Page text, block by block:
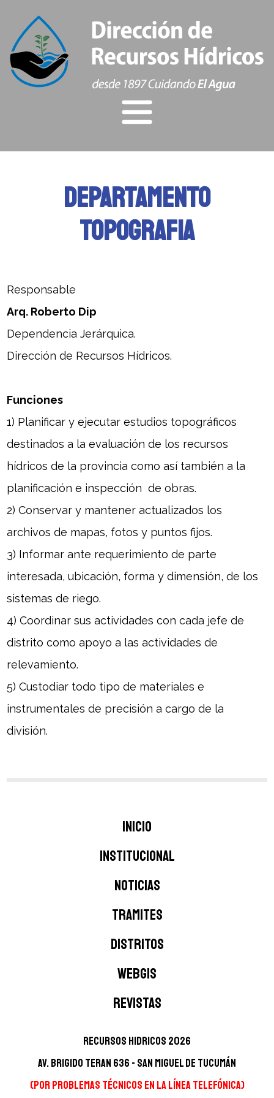
Inicio
INSTITUCIONAL
NOTICIAS
Revistas
DEPARTAMENTO
TOPOGRAFIA
Responsable
Arq. Roberto Dip
Dependencia Jerárquica.
Dirección de Recursos Hídricos.
Funciones
1) Planificar y ejecutar estudios topográficos
destinados a la evaluación de los recursos
hídricos de la provincia como así también a la
planificación e inspección de obras.
2) Conservar y mantener actualizados los
archivos de mapas, fotos y puntos fijos.
3) Informar ante requerimiento de parte
interesada, ubicación, forma y dimensión, de los
sistemas de riego.
4) Coordinar sus actividades con cada jefe de
distrito como apoyo a las actividades de
relevamiento.
5) Custodiar todo tipo de materiales e
instrumentales de precisión a cargo de la
división.
Inicio
INSTITUCIONAL
NOTICIAS
TRAMITES
DISTRITOS
WEBGIS
Revistas
Recursos Hidricos 2026
Av. Brigido Teran 636 - San Miguel de Tucumán
(Por problemas técnicos en la línea telefónica)